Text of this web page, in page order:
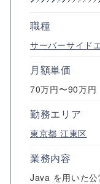
職種
サーバーサイド
月額単価
70万円〜90万円
勤務エリア
東京都 江東区
業務内容
Java を用いた